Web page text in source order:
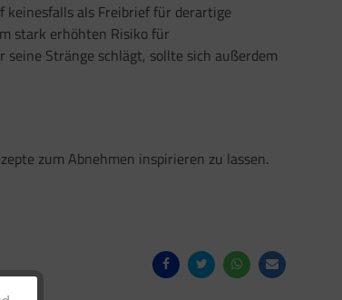
keinesfalls als Freibrief für derartige
stark erhöhten Risiko für
Stränge schlägt, sollte sich außerdem
zum Abnehmen inspirieren zu lassen.